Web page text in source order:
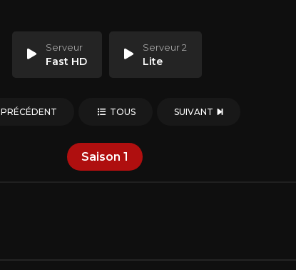
Serveur
Fast HD
Serveur 2
Lite
PRÉCÉDENT TOUS SUIVANT
Saison 1